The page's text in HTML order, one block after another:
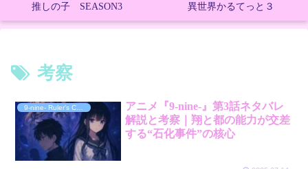
推しの子 SEASON3 異世界かるてっと３
考察
9-nine- Ruler's Crown
アニメ『9-nine-』第3話ネタバレ
解説と考察｜翔と都の能力が交差
する“石化事件”の核心